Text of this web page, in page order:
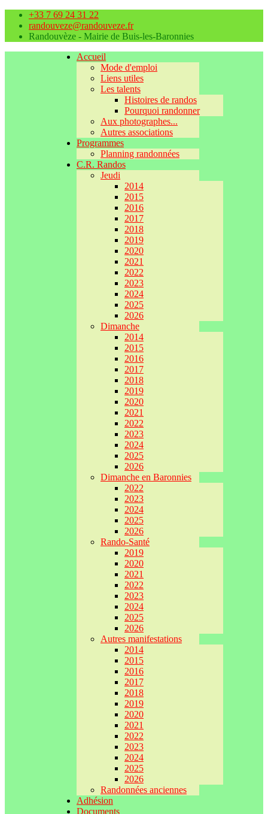
+33 7 69 24 31 22
randouveze@randouveze.fr
Randouvèze - Mairie de Buis-les-Baronnies
Accueil
Mode d'emploi
Liens utiles
Les talents
Histoires de randos
Pourquoi randonner
Aux photographes...
Autres associations
Programmes
Planning randonnées
C.R. Randos
Jeudi
2014
2015
2016
2017
2018
2019
2020
2021
2022
2023
2024
2025
2026
Dimanche
2014
2015
2016
2017
2018
2019
2020
2021
2022
2023
2024
2025
2026
Dimanche en Baronnies
2022
2023
2024
2025
2026
Rando-Santé
2019
2020
2021
2022
2023
2024
2025
2026
Autres manifestations
2014
2015
2016
2017
2018
2019
2020
2021
2022
2023
2024
2025
2026
Randonnées anciennes
Adhésion
Documents